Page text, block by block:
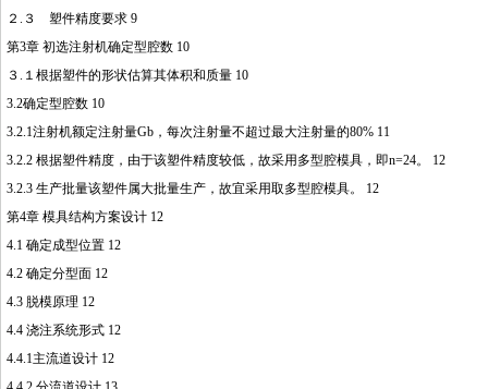
２.３ 塑件精度要求 9
第3章 初选注射机确定型腔数 10
３.１根据塑件的形状估算其体积和质量 10
3.2确定型腔数 10
3.2.1注射机额定注射量Gb，每次注射量不超过最大注射量的80% 11
3.2.2 根据塑件精度，由于该塑件精度较低，故采用多型腔模具，即n=24。 12
3.2.3 生产批量该塑件属大批量生产，故宜采用取多型腔模具。 12
第4章 模具结构方案设计 12
4.1 确定成型位置 12
4.2 确定分型面 12
4.3 脱模原理 12
4.4 浇注系统形式 12
4.4.1主流道设计 12